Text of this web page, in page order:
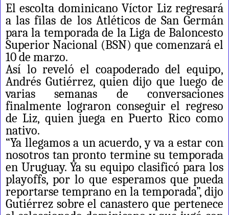
El escolta dominicano Víctor Liz regresará
a las filas de los Atléticos de San Germán
para la temporada de la Liga de Baloncesto
Superior Nacional (BSN) que comenzará el
10 de marzo.
Así lo reveló el coapoderado del equipo,
Andrés Gutiérrez, quien dijo que luego de
varias semanas de conversaciones
finalmente lograron conseguir el regreso
de Liz, quien juega en Puerto Rico como
nativo.
“Ya llegamos a un acuerdo, y va a estar con
nosotros tan pronto termine su temporada
en Uruguay. Ya su equipo clasificó para los
playoffs, por lo que esperamos que pueda
reportarse temprano en la temporada”, dijo
Gutiérrez sobre el canastero que pertenece